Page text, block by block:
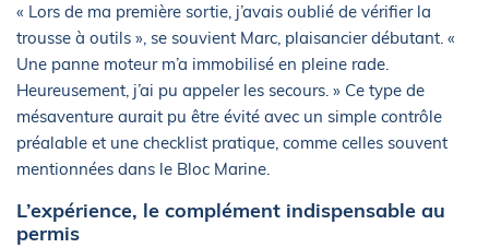
« Lors de ma première sortie, j’avais oublié de vérifier la
trousse à outils », se souvient Marc, plaisancier débutant. «
Une panne moteur m’a immobilisé en pleine rade.
Heureusement, j’ai pu appeler les secours. » Ce type de
mésaventure aurait pu être évité avec un simple contrôle
préalable et une checklist pratique, comme celles souvent
mentionnées dans le Bloc Marine.
L’expérience, le complément indispensable au
permis